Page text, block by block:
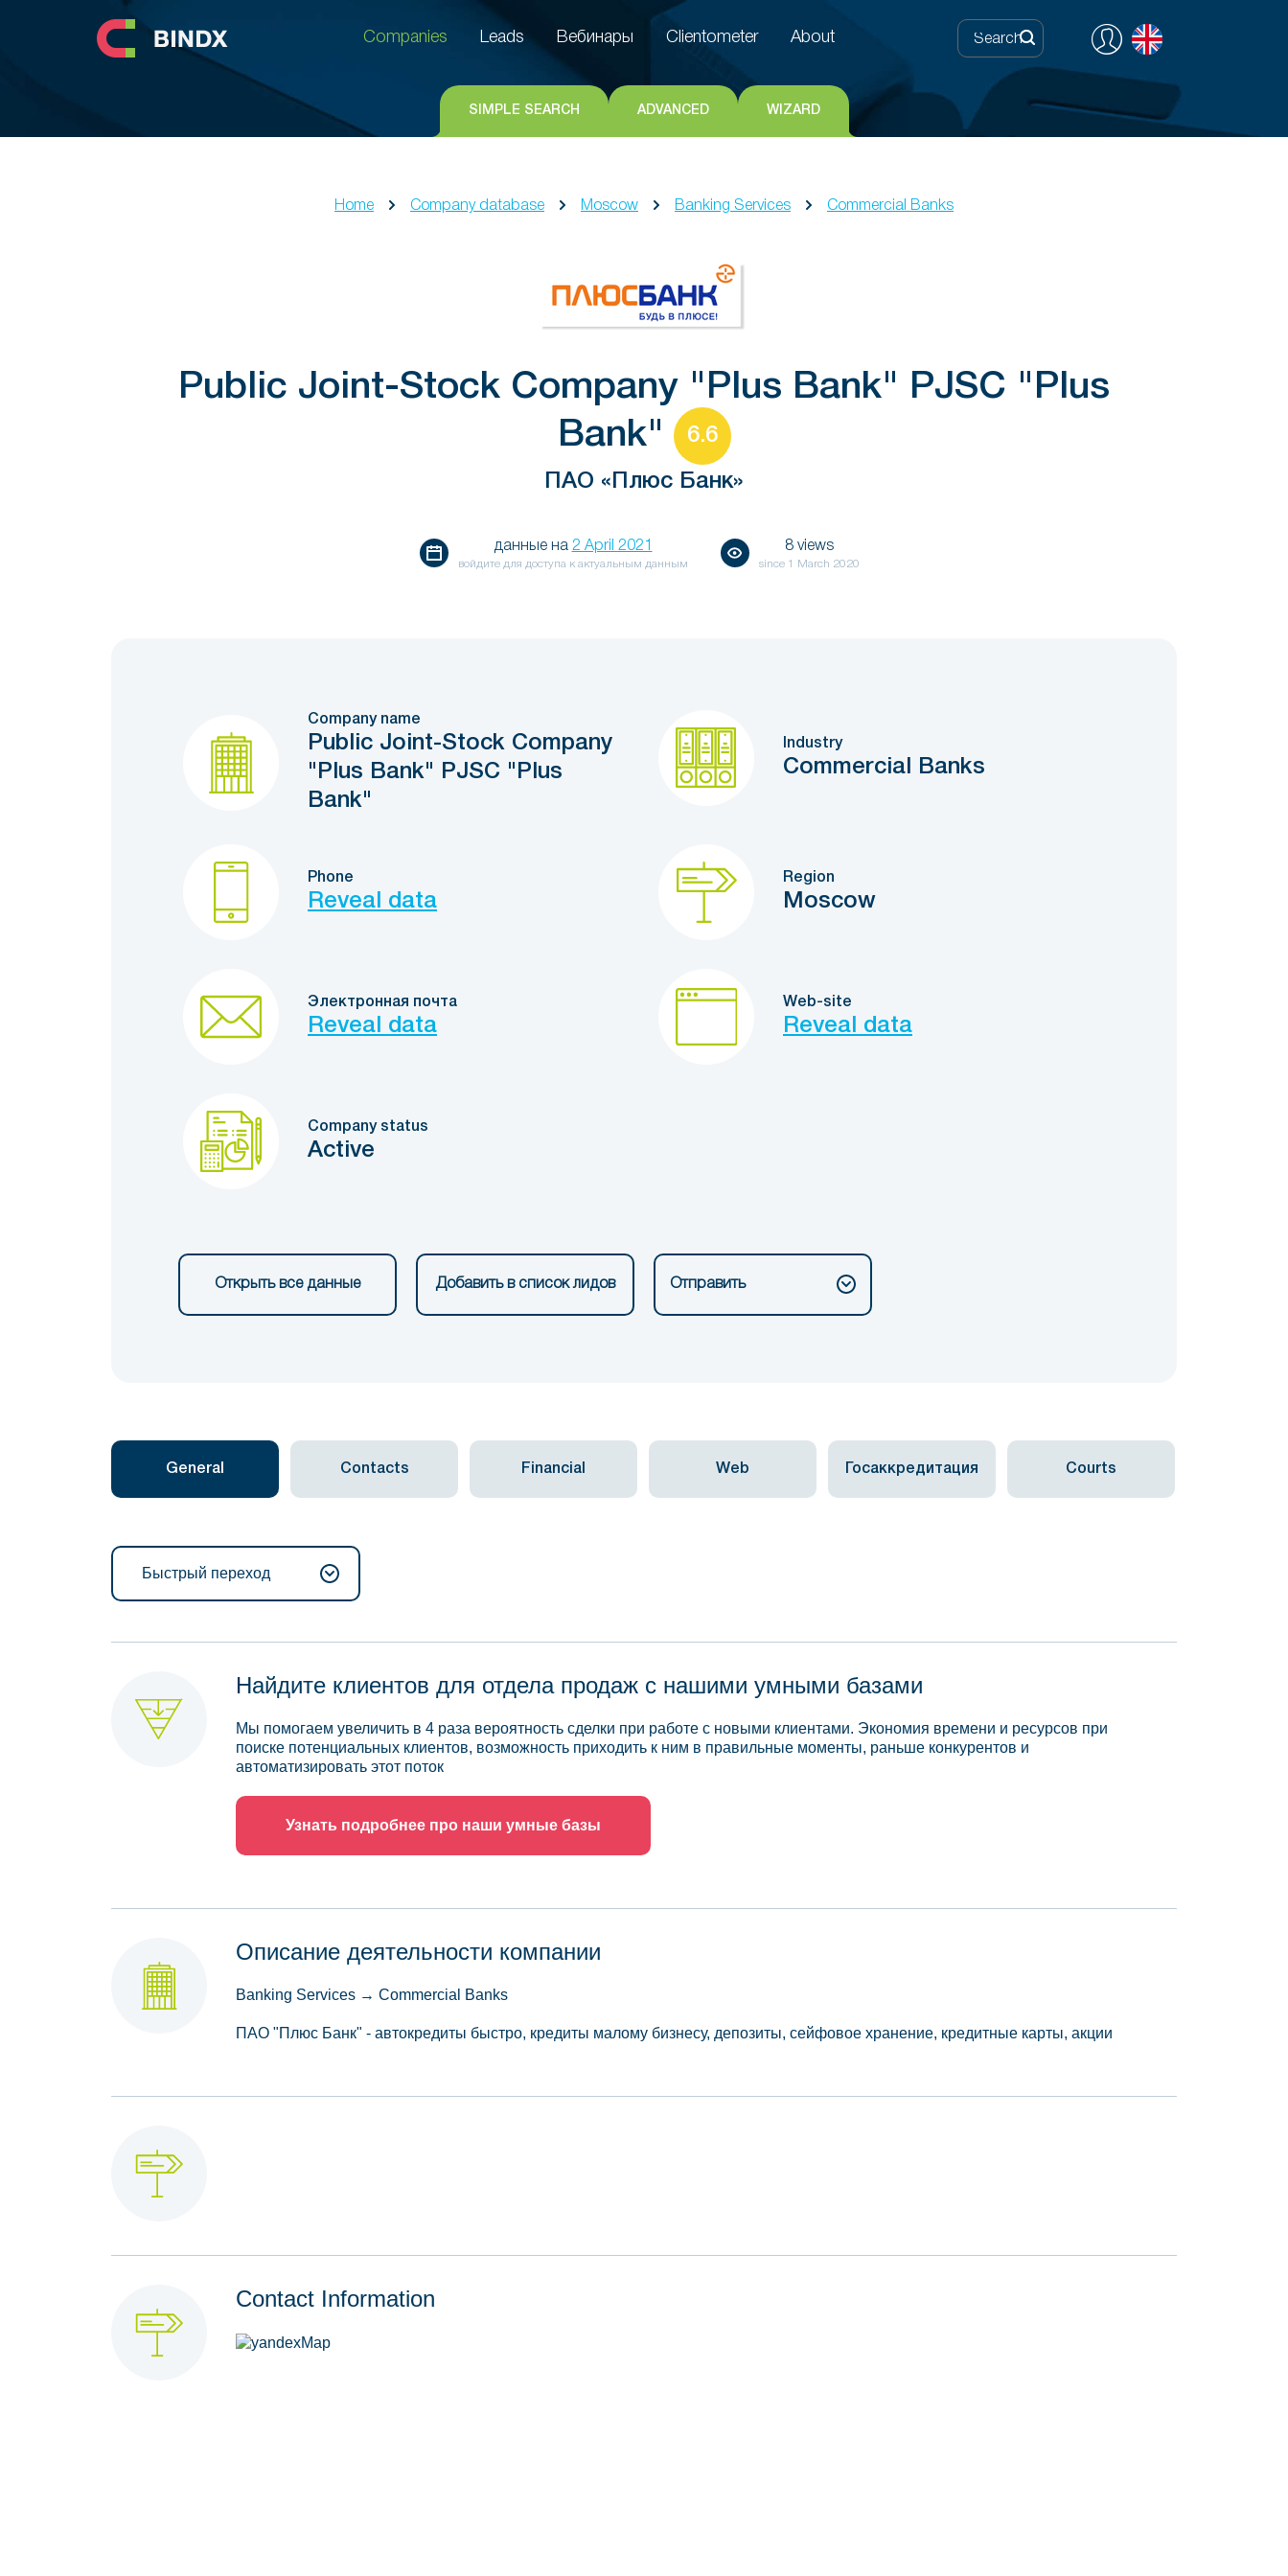
Clientometer
Companies
Leads Вебинары Clientometer About
SIMPLE SEARCH ADVANCED WIZARD
Home Company database Moscow Banking Services Commercial Banks
Public Joint-Stock Company "Plus Bank" PJSC "Plus
Bank"
6.6
ПАО «Плюс Банк»
данные на 2 April 2021
войдите для доступа к актуальным данным
8 views
since 1 March 2020
Company name
Public Joint-Stock Company
"Plus Bank" PJSC "Plus
Bank"
Industry
Commercial Banks
Phone
Reveal data
Region
Moscow
Электронная почта
Reveal data
Web-site
Reveal data
Company status
Active
Открыть все данные Добавить в список лидов Отправить
General Contacts Financial Web Госаккредитация Courts
Быстрый переход
Найдите клиентов для отдела продаж с нашими умными базами
Мы помогаем увеличить в 4 раза вероятность сделки при работе с новыми клиентами. Экономия времени и ресурсов при
поиске потенциальных клиентов, возможность приходить к ним в правильные моменты, раньше конкурентов и
автоматизировать этот поток
Узнать подробнее про наши умные базы
Описание деятельности компании
Banking Services → Commercial Banks
ПАО "Плюс Банк" - автокредиты быстро, кредиты малому бизнесу, депозиты, сейфовое хранение, кредитные карты, акции
Contact Information